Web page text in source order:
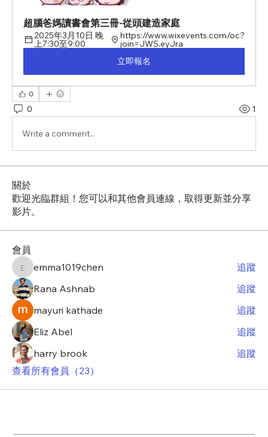
超腦爸媽讀書會第三冊-從頭建造家庭
2025年3月10日 晚
上7:30至9:00
https://www.wixevents.com/oc?
join=JWS.eyJra
立即報名
0
0 1
Write a comment...
關於
歡迎光臨群組！您可以和其他會員連線，取得更新並分享
影片。
會員
emma1019chen
emma1019chen
追蹤
Rana Ashnab
追蹤
mayuri kathade
追蹤
Eliz Abel
追蹤
harry brook
追蹤
查看所有會員（23）